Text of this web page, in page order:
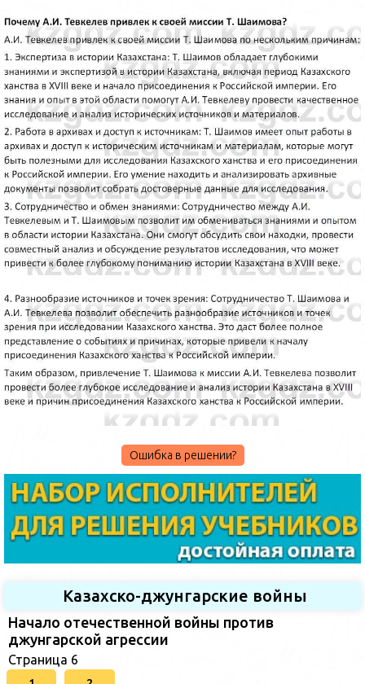
Ошибка в решении?
Казахско-джунгарские войны
Начало отечественной войны против
джунгарской агрессии
Страница 6